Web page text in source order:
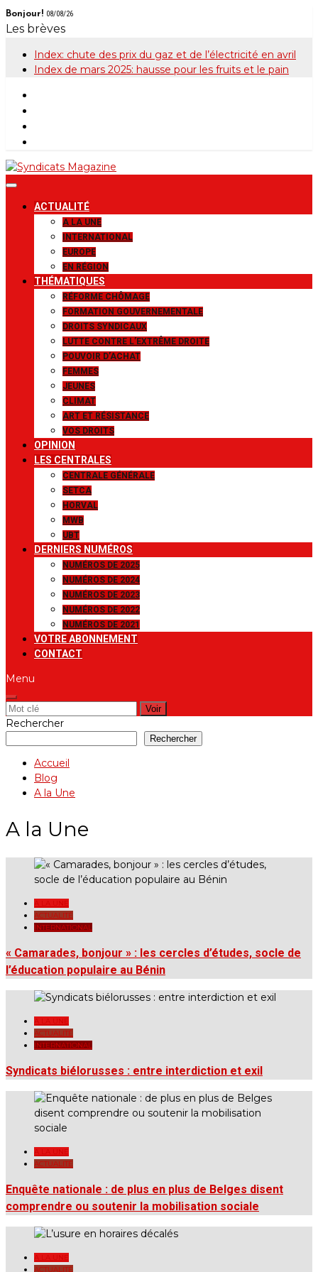
Skip
to
Bonjour! 08/08/26
Les brèves
Index: chute des prix du gaz et de l’électricité en avril
Index de mars 2025: hausse pour les fruits et le pain
Syndicats
Magazine
Le magazine de la FGTB
ACTUALITÉ
A LA UNE
INTERNATIONAL
EUROPE
EN RÉGION
THÉMATIQUES
RÉFORME CHÔMAGE
FORMATION GOUVERNEMENTALE
DROITS SYNDICAUX
LUTTE CONTRE L’EXTRÊME DROITE
POUVOIR D’ACHAT
FEMMES
JEUNES
CLIMAT
ART ET RÉSISTANCE
VOS DROITS
OPINION
LES CENTRALES
CENTRALE GÉNÉRALE
SETCA
HORVAL
MWB
UBT
DERNIERS NUMÉROS
NUMÉROS DE 2025
NUMÉROS DE 2024
NUMÉROS DE 2023
NUMÉROS DE 2022
NUMÉROS DE 2021
VOTRE ABONNEMENT
CONTACT
Menu
Rechercher:
Rechercher
Rechercher
Accueil
Blog
A la Une
A la Une
ACTUALITÉ
INTERNATIONAL
« Camarades, bonjour » : les cercles d’études, socle de
l’éducation populaire au Bénin
ACTUALITÉ
INTERNATIONAL
Syndicats biélorusses : entre interdiction et exil
ACTUALITÉ
Enquête nationale : de plus en plus de Belges disent
comprendre ou soutenir la mobilisation sociale
ACTUALITÉ